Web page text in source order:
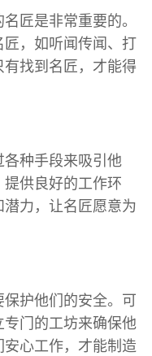
匠是非常重要的。
，如听闻传闻、打
找到名匠，才能得
种手段来吸引他
供良好的工作环
力，让名匠愿意为
护他们的安全。可
门的工坊来确保他
心工作，才能制造